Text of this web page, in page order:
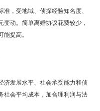
，受地域、侦探经验知名度、
动。简单离婚协议花费较少，
提高。
济发展水平、社会承受能力和侦
社会平均成本，加合理利润与法